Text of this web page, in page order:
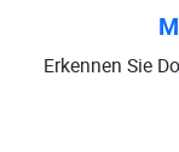
Erkennen Sie